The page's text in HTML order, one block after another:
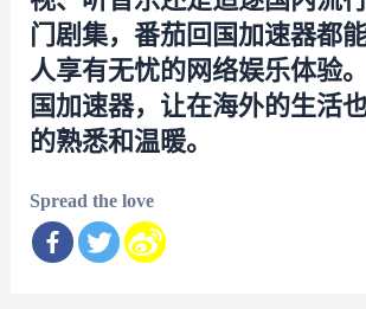
门剧集，番茄回国加速器都
人享有无忧的网络娱乐体验
国加速器，让在海外的生活
的熟悉和温暖。
Spread the love